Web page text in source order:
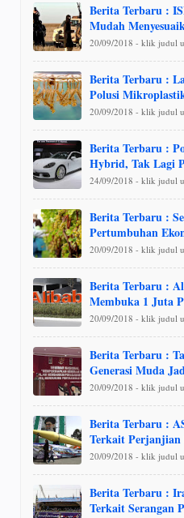
Berita Terbaru :
Mudah
20/09/2018 - klik judul
Berita Terbaru :
Polusi
20/09/2018 - klik judul
Berita Terbaru :
Hybrid, Tak Lagi
24/09/2018 - klik judul
Berita Terbaru :
Pertumbuhan
20/09/2018 - klik judul
Berita Terbaru :
Membuka 1 Juta
20/09/2018 - klik judul
Berita Terbaru :
Generasi Muda
20/09/2018 - klik judul
Berita Terbaru :
Terkait
20/09/2018 - klik judul
Berita Terbaru :
Terkait Serangan